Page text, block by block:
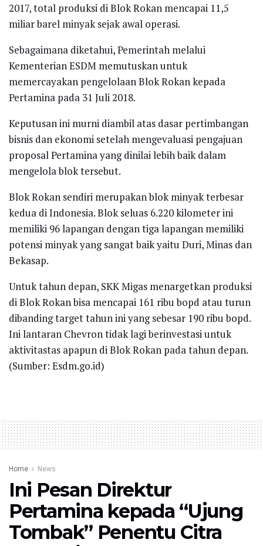
2017, total produksi di Blok Rokan mencapai 11,5
miliar barel minyak sejak awal operasi.
Sebagaimana diketahui, Pemerintah melalui
Kementerian ESDM memutuskan untuk
memercayakan pengelolaan Blok Rokan kepada
Pertamina pada 31 Juli 2018.
Keputusan ini murni diambil atas dasar pertimbangan
bisnis dan ekonomi setelah mengevaluasi pengajuan
proposal Pertamina yang dinilai lebih baik dalam
mengelola blok tersebut.
Blok Rokan sendiri merupakan blok minyak terbesar
kedua di Indonesia. Blok seluas 6.220 kilometer ini
memiliki 96 lapangan dengan tiga lapangan memiliki
potensi minyak yang sangat baik yaitu Duri, Minas dan
Bekasap.
Untuk tahun depan, SKK Migas menargetkan produksi
di Blok Rokan bisa mencapai 161 ribu bopd atau turun
dibanding target tahun ini yang sebesar 190 ribu bopd.
Ini lantaran Chevron tidak lagi berinvestasi untuk
aktivitastas apapun di Blok Rokan pada tahun depan.
(Sumber: Esdm.go.id)
Home News
Ini Pesan Direktur
Pertamina kepada “Ujung
Tombak” Penentu Citra